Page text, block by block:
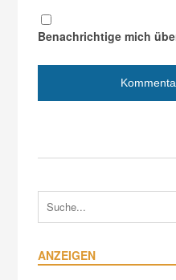
Benachrichtige mich
ANZEIGEN